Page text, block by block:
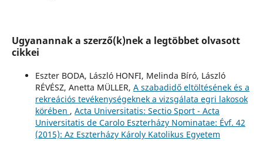
Ugyanannak a szerző(k)nek a legtöbbet olvasott
cikkei
Eszter BODA, László HONFI, Melinda Bíró, László
RÉVÉSZ, Anetta MÜLLER, A szabadidő eltöltésének és a
rekreációs tevékenységeknek a vizsgálata egri lakosok
körében , Acta Universitatis: Sectio Sport - Acta
Universitatis de Carolo Eszterházy Nominatae: Évf. 42
(2015): Az Eszterházy Károly Katolikus Egyetem